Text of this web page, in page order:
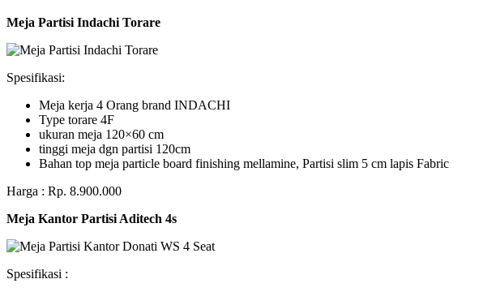
Meja Partisi Indachi Torare
Spesifikasi:
Meja kerja 4 Orang brand INDACHI
Type torare 4F
ukuran meja 120×60 cm
tinggi meja dgn partisi 120cm
Bahan top meja particle board finishing mellamine, Partisi slim 5 cm lapis Fabric
Harga : Rp. 8.900.000
Meja Kantor Partisi Aditech 4s
Spesifikasi :